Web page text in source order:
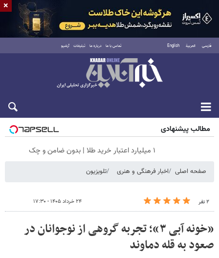
فارسی العربية English تماس با ما درباره ما تبلیغات آرشیو
جمعه ۱۶ مرداد ۱۴۰۵
مطالب پیشنهادی
۱ میلیارد اعتبار خرید طلا | بدون ضامن و چک
صفحه اصلی اخبار فرهنگی و هنری تلویزیون
۲ نفر ۲۴ خرداد ۱۴۰۵ - ۱۷:۳۰
«خونه آبی ۳»؛ تجربه گروهی از نوجوانان در
صعود به قله دماوند
×